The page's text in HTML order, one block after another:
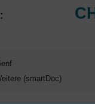
(smartDoc)